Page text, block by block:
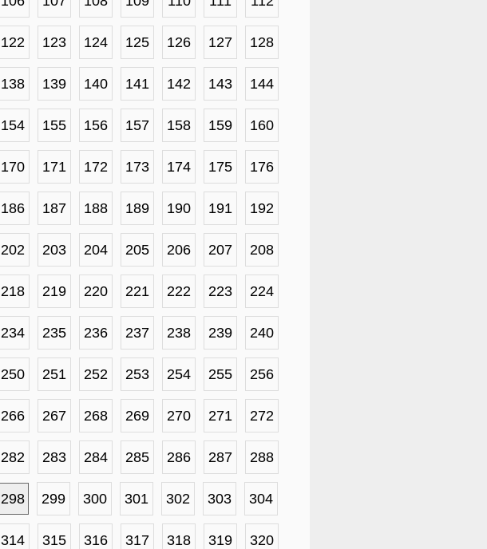
122 123 124 125 126 127 128
138 139 140 141 142 143 144
154 155 156 157 158 159 160
170 171 172 173 174 175 176
186 187 188 189 190 191 192
202 203 204 205 206 207 208
218 219 220 221 222 223 224
234 235 236 237 238 239 240
250 251 252 253 254 255 256
266 267 268 269 270 271 272
282 283 284 285 286 287 288
298 299 300 301 302 303 304
314 315 316 317 318 319 320